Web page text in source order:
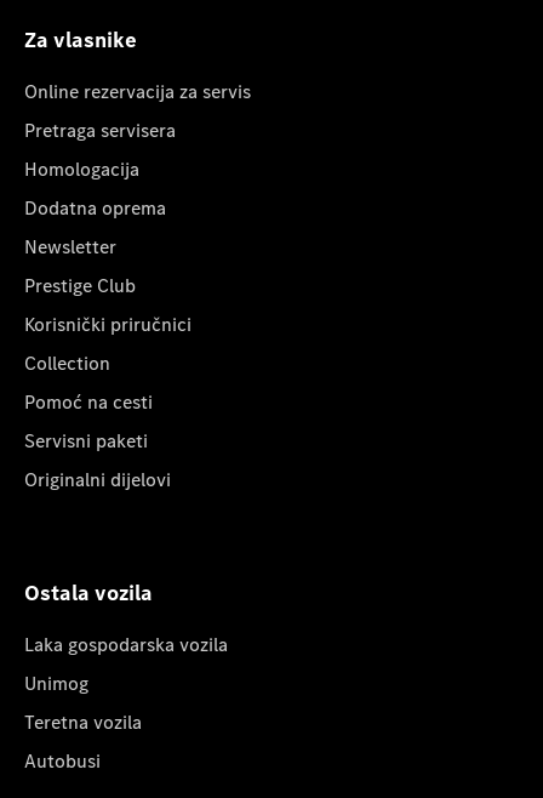
Za vlasnike
Online rezervacija za servis
Pretraga servisera
Homologacija
Dodatna oprema
Newsletter
Prestige Club
Korisnički priručnici
Collection
Pomoć na cesti
Servisni paketi
Originalni dijelovi
Ostala vozila
Laka gospodarska vozila
Unimog
Teretna vozila
Autobusi